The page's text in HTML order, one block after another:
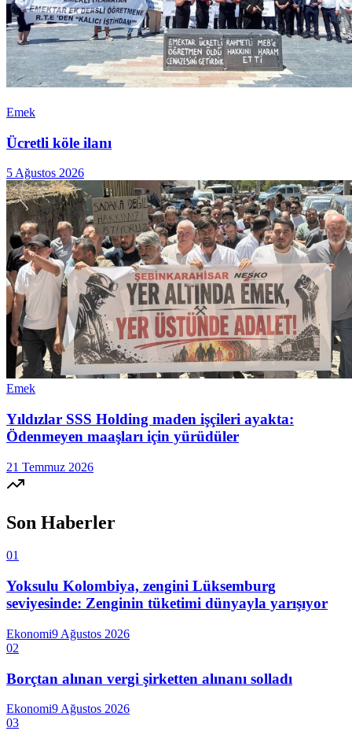
Emek
Ücretli köle ilanı
5 Ağustos 2026
Emek
Yıldızlar SSS Holding maden işçileri ayakta:
Ödenmeyen maaşları için yürüdüler
21 Temmuz 2026
Son Haberler
01
Yoksulu Kolombiya, zengini Lüksemburg
seviyesinde: Zenginin tüketimi dünyayla yarışıyor
Ekonomi9 Ağustos 2026
02
Borçtan alınan vergi şirketten alınanı solladı
Ekonomi9 Ağustos 2026
03